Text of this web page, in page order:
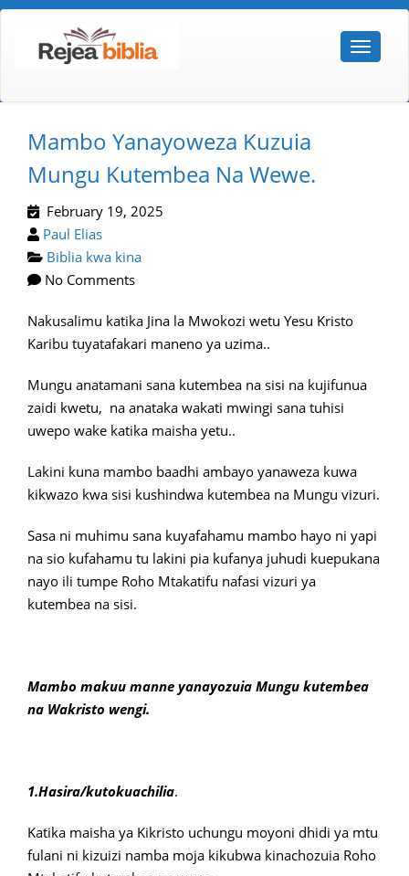
Mambo Yanayoweza Kuzuia
Mungu Kutembea Na Wewe.
February 19, 2025
Paul Elias
Biblia kwa kina
No Comments
Nakusalimu katika Jina la Mwokozi wetu Yesu Kristo
Karibu tuyatafakari maneno ya uzima..
Mungu anatamani sana kutembea na sisi na kujifunua
zaidi kwetu, na anataka wakati mwingi sana tuhisi
uwepo wake katika maisha yetu..
Lakini kuna mambo baadhi ambayo yanaweza kuwa
kikwazo kwa sisi kushindwa kutembea na Mungu vizuri.
Sasa ni muhimu sana kuyafahamu mambo hayo ni yapi
na sio kufahamu tu lakini pia kufanya juhudi kuepukana
nayo ili tumpe Roho Mtakatifu nafasi vizuri ya
kutembea na sisi.
Mambo makuu manne yanayozuia Mungu kutembea
na Wakristo wengi.
1.Hasira/kutokuachilia.
Katika maisha ya Kikristo uchungu moyoni dhidi ya mtu
fulani ni kizuizi namba moja kikubwa kinachozuia Roho